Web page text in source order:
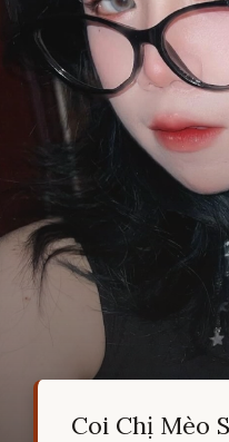
Coi Chị Mèo